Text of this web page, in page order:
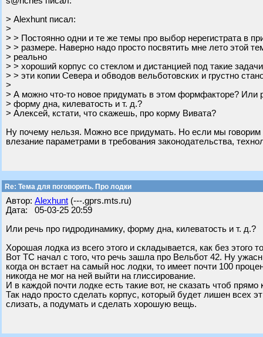
> Alexhunt писал:
>
> > Постоянно одни и те же темы про выбор нерегистрата в
> > размере. Наверно надо просто посвятить мне лето этой
> реально
> > хороший корпус со стеклом и дистанцией под такие
> > эти копии Севера и обводов вельботовских и грустно
>
> А можно что-то новое придумать в этом формфакторе? Или
> форму дна, килеватость и т. д.?
> Алексей, кстати, что скажешь, про корму Вивата?
Ну почему нельзя. Можно все придумать. Но если мы
влезание параметрами в требования законодательства,
Re: Тема для поговорить. Про лодки
Автор: Alexhunt (---.gprs.mts.ru)
Дата: 05-03-25 20:59
Или речь про гидродинамику, форму дна, килеватость и т. д.?
Хорошая лодка из всего этого и складывается, как без этого
Вот ТС начал с того, что речь зашла про Вельбот 42. Ну
когда он встает на самый нос лодки, то имеет почти 100
никогда не мог на ней выйти на глиссирование.
И в каждой почти лодке есть такие вот, не сказать чтоб
Так надо просто сделать корпус, который будет лишен всех
слизать, а подумать и сделать хорошую вещь.